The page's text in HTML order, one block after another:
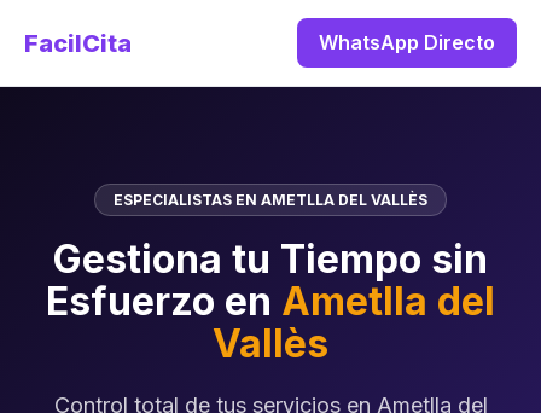
FacilCita WhatsApp Directo
ESPECIALISTAS EN AMETLLA DEL VALLÈS
Gestiona tu Tiempo sin
Esfuerzo en Ametlla del
Vallès
Control total de tus servicios en Ametlla del